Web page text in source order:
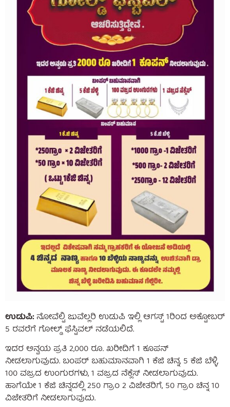
ಉಡುಪಿ:ನೋವೆಲ್ಟಿ ಜುವೆಲ್ಲರಿ ಉಡುಪಿ ಇಲ್ಲಿ ಆಗಸ್ಟ್ 1ರಿಂದ ಅಕ್ಟೋಬರ್
5 ರವರೆಗೆ ಗೋಲ್ಡ್ ಫೆಸ್ಟಿವಲ್ ನಡೆಯಲಿದೆ.
ಇದರ ಅನ್ವಯ ಪ್ರತಿ 2,000 ರೂ. ಖರೀದಿಗೆ 1 ಕೂಪನ್
ನೀಡಲಾಗುವುದು. ಬಂಪರ್ ಬಹುಮಾನವಾಗಿ 1 ಕೆಜಿ ಚಿನ್ನ, 5 ಕೆಜಿ ಬೆಳ್ಳಿ,
100 ವಜ್ರದ ಉಂಗುರಗಳು, 1 ವಜ್ರದ ನೆಕ್ಲೆಸ್ ನೀಡಲಾಗುವುದು.
ಹಾಗೆಯೇ 1 ಕೆಜಿ ಚಿನ್ನದಲ್ಲಿ 250 ಗ್ರಾಂ 2 ವಿಜೇತರಿಗೆ, 50 ಗ್ರಾಂ ಚಿನ್ನ 10
ವಿಜೇತರಿಗೆ ನೀಡಲಾಗುವುದು.